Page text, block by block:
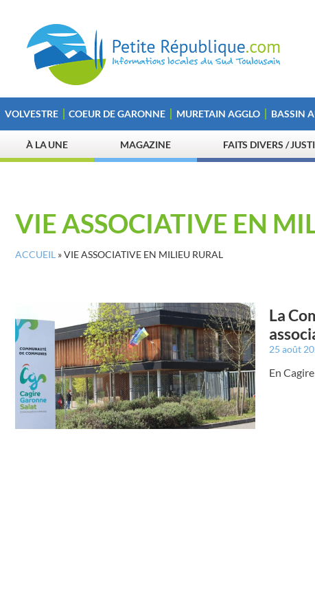
VOLVESTRE COEUR DE GARONNE MURETAIN AGGLO BASSIN
À LA UNE MAGAZINE FAITS DIVERS /
VIE ASSOCIATIVE EN
ACCUEIL »VIE ASSOCIATIVE EN MILIEU RURAL
La
25 août
En